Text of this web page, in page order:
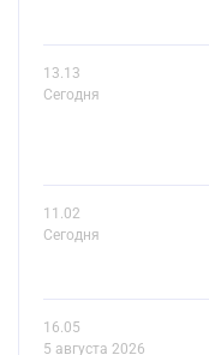
13.13
Сегодня
11.02
Сегодня
16.05
5 августа 2026